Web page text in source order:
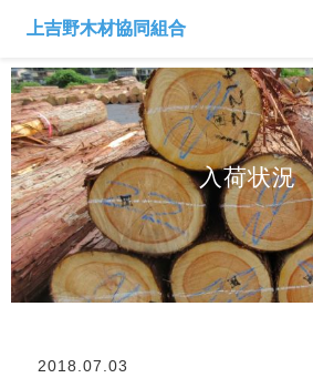
入荷状況
2018.07.03